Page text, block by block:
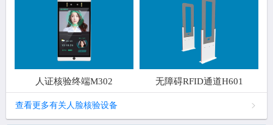
人证核验终端M302 无障碍RFID通道H601
查看更多有关人脸核验设备